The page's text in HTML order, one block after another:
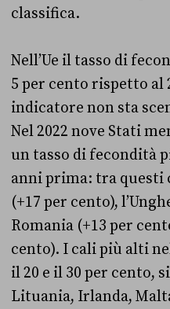
classifica.
Nell’Ue il tasso di
5 per cento rispetto al
indicatore non sta
Nel 2022 nove Stati
un tasso di fecondità
anni prima: tra questi
(+17 per cento),
Romania (+13 per
cento). I cali più alti
il 20 e il 30 per cento,
Lituania, Irlanda,